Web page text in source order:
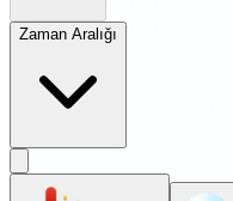
Zaman Aralığı